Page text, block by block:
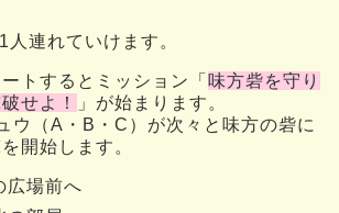
人連れていけます。
トするとミッション「 味方砦を守り
せよ！
」が始まります。
ウ（A・B・C）が次々と味方の砦に
開始します。
広場前へ